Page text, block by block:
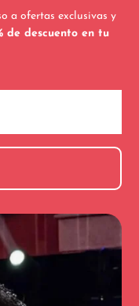
a ofertas exclusivas y
de descuento en tu